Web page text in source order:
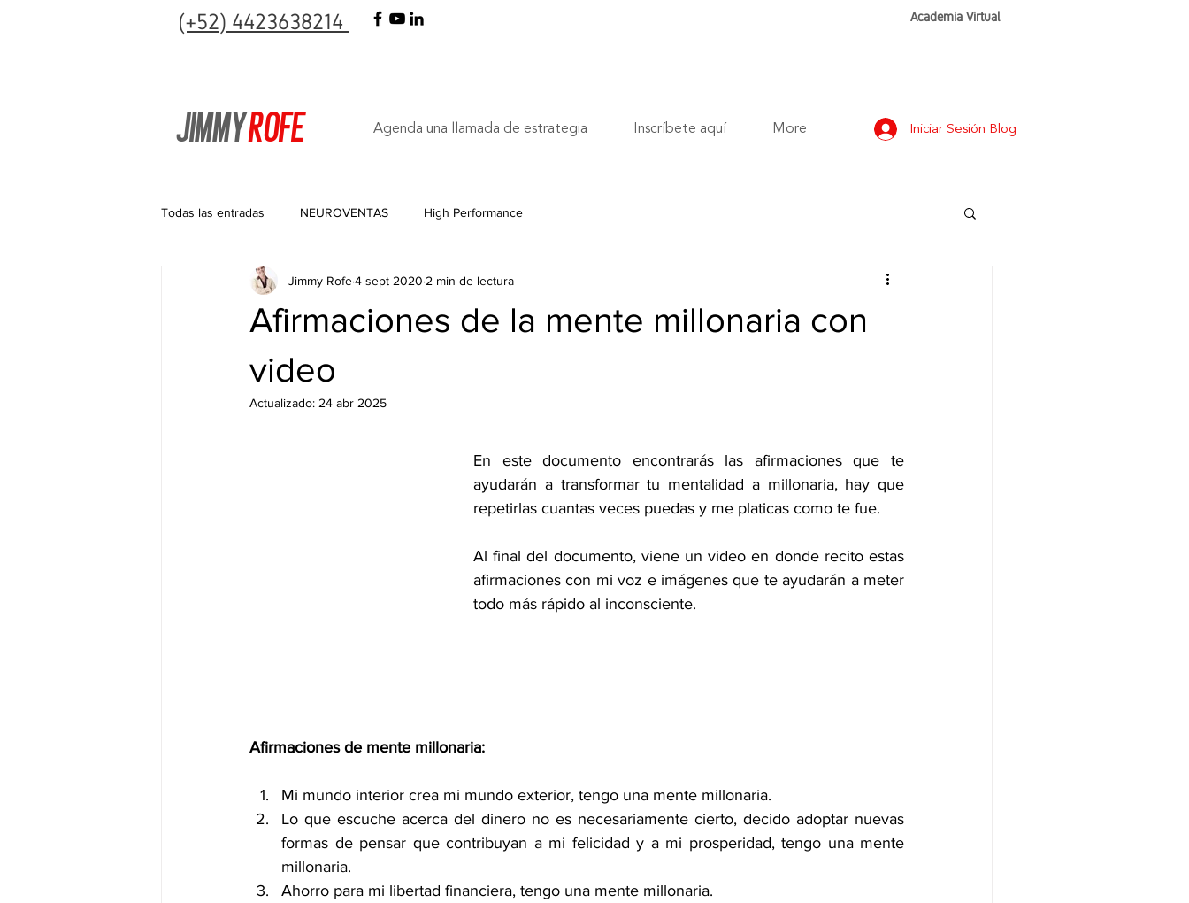
(+52) 4423638214 Academia Virtual
JIMMYROFE Agenda una llamada de estrategia Inscríbete aquí More Iniciar Sesión Blog
Todas las entradas NEUROVENTAS High Performance
Afirmaciones de la mente millonaria con
video
Jimmy Rofe4 sept 2020 2 min de lectura
Actualizado: 24 abr 2025
En este documento encontrarás las afirmaciones que te
ayudarán a transformar tu mentalidad a millonaria, hay que
repetirlas cuantas veces puedas y me platicas como te fue.
Al final del documento, viene un video en donde recito estas
afirmaciones con mi voz e imágenes que te ayudarán a meter
todo más rápido al inconsciente.
Afirmaciones de mente millonaria:
Mi mundo interior crea mi mundo exterior, tengo una mente millonaria.
Lo que escuche acerca del dinero no es necesariamente cierto, decido adoptar nuevas
formas de pensar que contribuyan a mi felicidad y a mi prosperidad, tengo una mente
millonaria.
Ahorro para mi libertad financiera, tengo una mente millonaria.